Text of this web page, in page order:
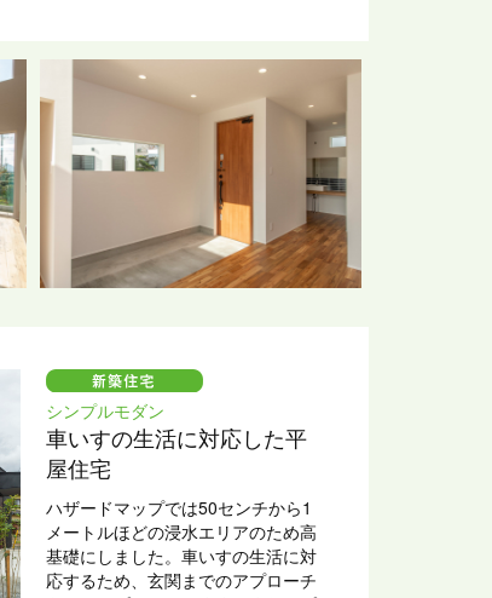
ーベキューが楽しめること。ご自身
の書斎から富士山が見たいという県
外出身のご主人様のご要望にお応え
しました。
シンプルモダン
車いすの生活に対応した平
屋住宅
ハザードマップでは50センチから1
メートルほどの浸水エリアのため高
基礎にしました。車いすの生活に対
応するため、玄関までのアプローチ